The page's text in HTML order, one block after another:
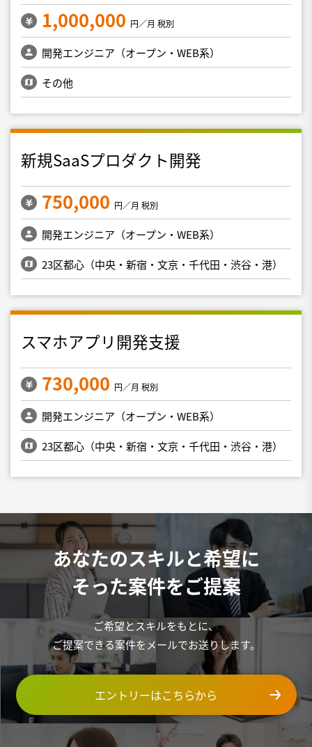
1,000,000 円／月 税別
開発エンジニア（オープン・WEB系）
その他
新規SaaSプロダクト開発
750,000 円／月 税別
開発エンジニア（オープン・WEB系）
23区都心（中央・新宿・文京・千代田・渋谷・港）
スマホアプリ開発支援
730,000 円／月 税別
開発エンジニア（オープン・WEB系）
23区都心（中央・新宿・文京・千代田・渋谷・港）
あなたのスキルと希望に
そった案件をご提案
ご希望とスキルをもとに、
ご提案できる案件をメールでお送りします。
エントリーはこちらから